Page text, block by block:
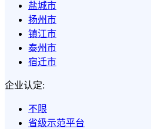
盐城市
扬州市
镇江市
泰州市
宿迁市
企业认定:
不限
省级示范平台